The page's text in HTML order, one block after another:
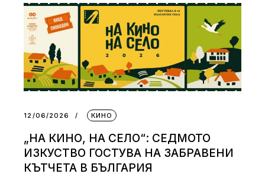
12/06/2026 КИНО
„НА КИНО, НА СЕЛО“: СЕДМОТО
ИЗКУСТВО ГОСТУВА НА ЗАБРАВЕНИ
КЪТЧЕТА В БЪЛГАРИЯ